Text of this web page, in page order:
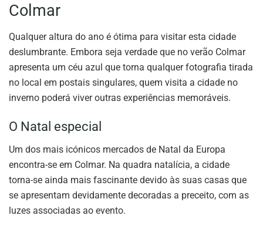
Colmar
Qualquer altura do ano é ótima para visitar esta cidade
deslumbrante. Embora seja verdade que no verão Colmar
apresenta um céu azul que torna qualquer fotografia tirada
no local em postais singulares, quem visita a cidade no
inverno poderá viver outras experiências memoráveis.
O Natal especial
Um dos mais icónicos mercados de Natal da Europa
encontra-se em Colmar. Na quadra natalícia, a cidade
torna-se ainda mais fascinante devido às suas casas que
se apresentam devidamente decoradas a preceito, com as
luzes associadas ao evento.